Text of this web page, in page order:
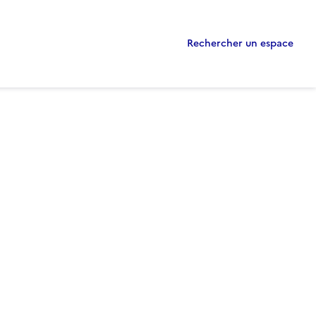
Rechercher un espace